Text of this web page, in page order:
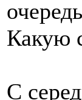
Какую
С